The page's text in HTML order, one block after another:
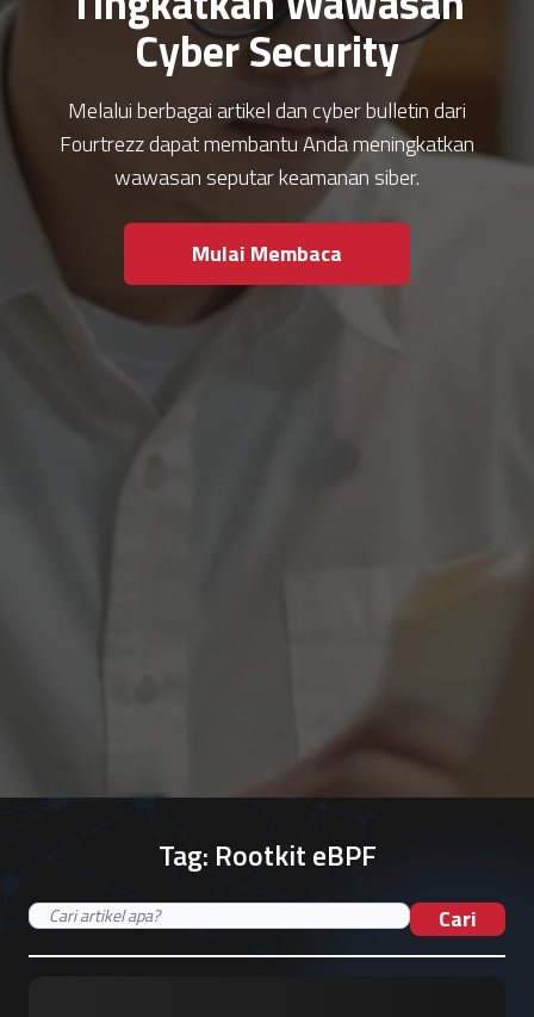
Cyber Security
Melalui berbagai artikel dan cyber bulletin dari
Fourtrezz dapat membantu Anda meningkatkan
wawasan seputar keamanan siber.
Mulai Membaca
Tag: Rootkit eBPF
Cari